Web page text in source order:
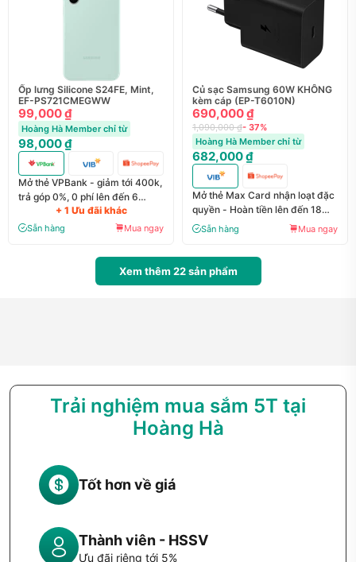
Ốp lưng Silicone S24FE, Mint,
EF-PS721CMEGWW
99,000 ₫
Hoàng Hà Member chỉ từ
98,000 ₫
Mở thẻ VPBank - giảm tới 400k,
trả góp 0%, 0 phí lên đến 6
+ 1 Ưu đãi khác
Sẵn hàng Mua ngay
Củ sạc Samsung 60W KHÔNG
kèm cáp (EP-T6010N)
690,000 ₫
1,090,000 ₫- 37%
Hoàng Hà Member chỉ từ
682,000 ₫
Mở thẻ Max Card nhận loạt đặc
quyền - Hoàn tiền lên đến 18
triệu đồng
Sẵn hàng Mua ngay
Xem thêm 22sản phẩm
Trải nghiệm mua sắm 5T tại
Hoàng Hà
Tốt hơn về giá
Thành viên - HSSV
Ưu đãi riêng tới 5%